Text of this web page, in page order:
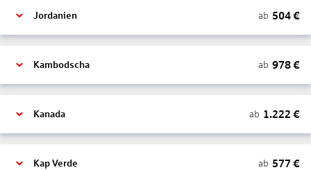
Jordanien ab 504€
Kambodscha ab 978€
Kanada ab 1.222 €
Kap Verde ab 577 €